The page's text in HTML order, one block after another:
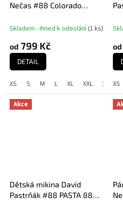
Nečas #88 Colorado
Collection (Colorado
Skladem - ihned k odeslání(1 ks)
od 799 Kč
DETAIL
XS S M L XL XXL XXXL
od
XS
Akce
Dětská mikina David
Pastrňák #88 PASTA 88